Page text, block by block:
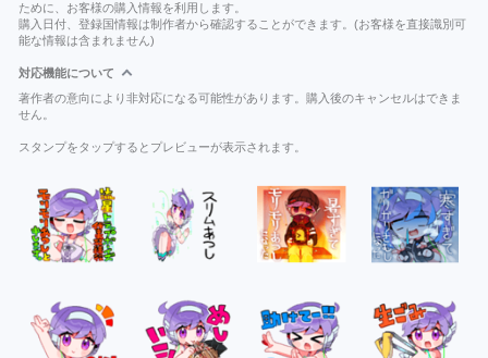
ために、お客様の購入情報を利用します。
購入日付、登録国情報は制作者から確認することができます。(お客様を直接識別可
能な情報は含まれません)
対応機能について
著作者の意向により非対応になる可能性があります。購入後のキャンセルはできま
せん。
スタンプをタップするとプレビューが表示されます。